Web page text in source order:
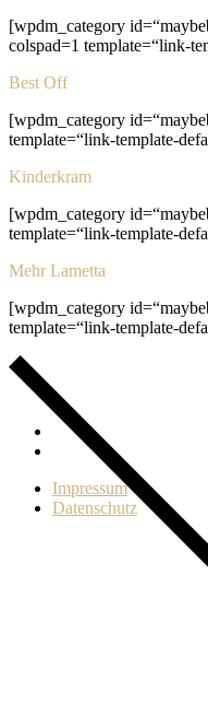
Impressum
Datenschutz
[wpdm_category
colspad=1 template=“link-
Best Off
[wpdm_category
template=“link-template-
Kinderkram
[wpdm_category
template=“link-template-
Mehr Lametta
[wpdm_category
template=“link-template-